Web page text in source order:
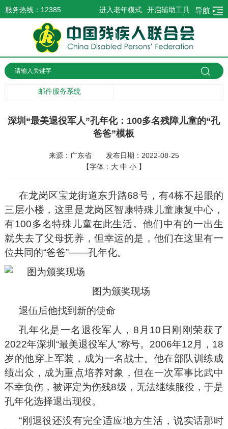
服务热线：12385 导航
开启辅助工具
进入老年模式
邮件服务系统
深圳“最美退役军人”孔年化：100多名残障儿童的“孔
爸爸”模板
来源：广东省
发布日期：2022-08-25
【字体： 大 中 小 】
在龙岗区宝龙街道东升路68号，有4栋不起眼的
三层小楼，这里是龙岗区智康特殊儿童康复中心，
有100多名特殊儿童在此生活。他们中有的一出生
就失去了父母抚养，但幸运的是，他们在这里有一
位共同的“爸爸”——孔年化。
图为颁奖现场
退伍后他找到新的使命
孔年化是一名退役军人，8月10日刚刚荣获了
2022年深圳“最美退役军人”称号。2006年12月，18
岁的他穿上军装，成为一名战士。他在部队训练成
绩出众，成为重点培养对象，但在一次军事比武中
不幸负伤，被评定为伤残8级，无法继续服役，于是
孔年化选择退出现役。
“刚退役还没有完全适应地方生活，说实话那时